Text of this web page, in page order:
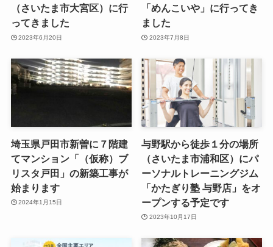
（さいたま市大宮区）に行
ってきました
2023年6月20日
「めんこいや」に行ってき
ました
2023年7月8日
埼玉県戸田市新曽に７階建
てマンション「（仮称）ブ
リスタ戸田」の新築工事が
始まります
2024年1月15日
与野駅から徒歩１分の場所
（さいたま市浦和区）にパ
ーソナルトレーニングジム
「かたぎり塾 与野店」をオ
ープンする予定です
2023年10月17日